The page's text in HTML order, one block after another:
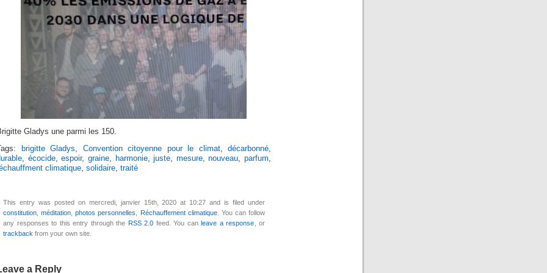
Gladys une parmi les 150.
brigitte Gladys, Convention citoyenne pour le climat, décarbonné,
, écocide,espoir, graine, harmonie,juste, mesure,nouveau, parfum,
climatique, solidaire, traité
This entry was posted on mercredi, janvier 15th, 2020 at 10:27 and is filed under
constitution ,méditation ,photos personnelles Réchauffement climatique. You can follow
any responses to this entry through the RSS 2.0 feed. You can leave a response , or
trackback from your own site.
a Reply